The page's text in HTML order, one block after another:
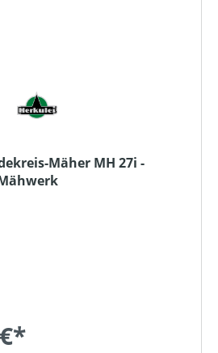
Mäher MH 27i -